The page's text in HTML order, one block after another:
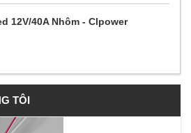
12V/40A Nhôm - Clpower
TÔI